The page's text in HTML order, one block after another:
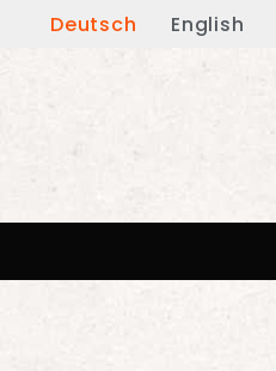
Deutsch English